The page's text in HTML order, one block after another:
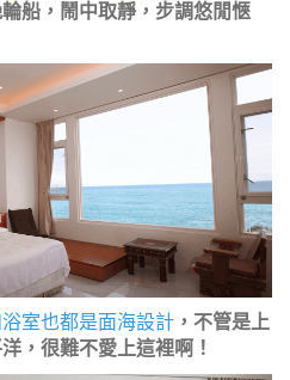
船，鬧中取靜，步調悠閒愜
室也都是面海設計 ，不管是上
，很難不愛上這裡啊！